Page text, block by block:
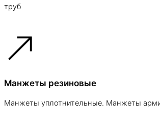
труб
Манжеты резиновые
Манжеты уплотнительные. Манжеты